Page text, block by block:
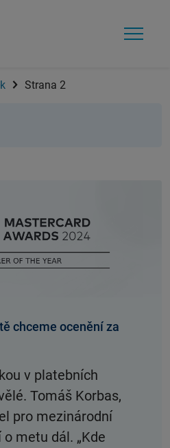
Strana 2
chceme ocenění za
v platebních
Tomáš Korbas,
pro mezinárodní
metu dál. „Kde